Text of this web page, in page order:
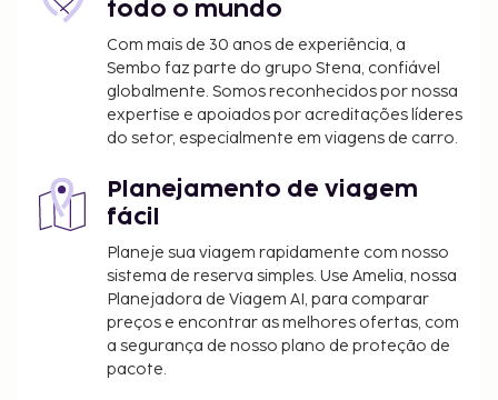
Dining : Grab a bite to eat at one of the aparthotel's
many dining establishments, which include 2
restaurants and a coffee shop/cafe. Quench your
thirst with your favorite drink at the bar/lounge.
Buffet breakfasts are available daily for a fee.
HeadLine : Near Arktikum
be unavailable from July 10 2023 to July 23 2023
(dates subject to change):
Spa/Beauty services
Swimming pool
Rooms : Make yourself comfortable in this
todo o mundo
Com mais de 30 anos de experiência, a
Sembo faz parte do grupo Stena, confiável
globalmente. Somos reconhecidos por nossa
expertise e apoiados por acreditações líderes
do setor, especialmente em viagens de carro.
Planejamento de viagem
fácil
Planeje sua viagem rapidamente com nosso
sistema de reserva simples. Use Amelia, nossa
Planejadora de Viagem AI, para comparar
preços e encontrar as melhores ofertas, com
a segurança de nosso plano de proteção de
pacote.